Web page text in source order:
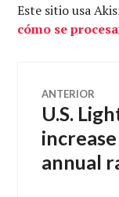
Este sitio usa
cómo se
de
ANTERIOR
Entrada
anterior:
U.S.
annual